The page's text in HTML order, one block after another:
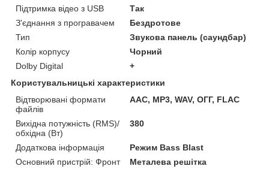
Підтримка відео з USB
Так
З'єднання з програвачем
Бездротове
Тип
Звукова панель (саундбар)
Колір корпусу
Чорний
Dolby Digital
+
Користувальницькі характеристики
Відтворювані формати
файлів
ААС, MP3, WAV, ОГГ, FLAC
Вихідна потужність (RMS)/
обхідна (Вт)
380
Додаткова інформація
Режим Bass Blast
Основний пристрій: Фронт
Металева решітка